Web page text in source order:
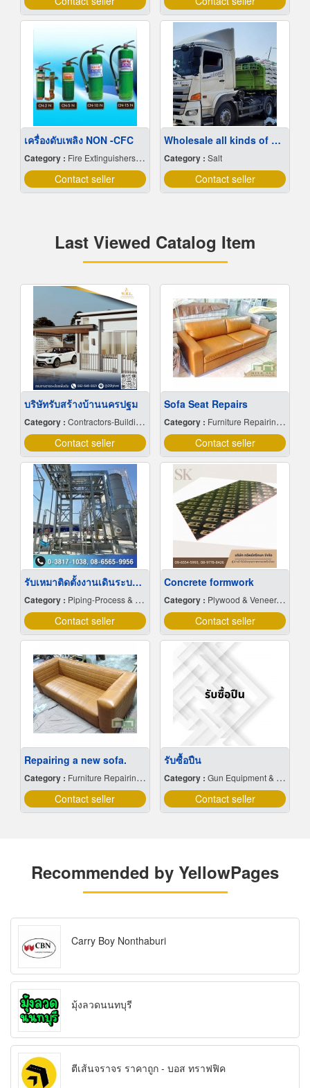
เครื่องดับเพลิง NON -CFC
Category : Fire Extinguishers & Equipment
Contact seller
Wholesale all kinds of sea salt at cheap prices
Category : Salt
Contact seller
Last Viewed Catalog Item
บริษัทรับสร้างบ้านนครปฐม
Category : Contractors-Building, General
Contact seller
Sofa Seat Repairs
Category : Furniture Repairing & Refinishing
Contact seller
รับเหมาติดตั้งงานเดินระบบท่อโรงงาน
Category : Piping-Process & Industrial
Contact seller
Concrete formwork
Category : Plywood & Veneer-Dealers
Contact seller
Repairing a new sofa.
Category : Furniture Repairing & Refinishing
Contact seller
รับซื้อปืน
Category : Gun Equipment & Supplies
Contact seller
Recommended by YellowPages
Carry Boy Nonthaburi
มุ้งลวดนนทบุรี
ตีเส้นจราจร ราคาถูก - บอส ทราฟฟิค